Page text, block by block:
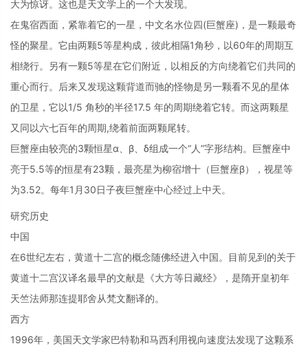
大为惊讶。这也是天文学上的一个大发现。
在鬼宿西面，紧靠着它的一星，中文名水位四(巨蟹座)，是一颗最奇
怪的聚星。它由两颗5等星构成，彼此相隔1角秒，以60年的周期互
相绕行。另有一颗5等星在它们附近，以相反的方向绕着它们共同的
重心而行。后来又发现这颗背道而驰的怪物是另一颗看不见的星体
的卫星，它以1/5 角秒的半径17.5 年的周期绕着它转。而这两颗星
又同以六七百年的周期,绕着前面两颗尾转。
巨蟹座由较亮的3颗恒星α、β、δ组成一个“人”字形结构。巨蟹座中
亮于5.5等的恒星有23颗，最亮星为柳宿增十（巨蟹座β），视星等
为3.52。每年1月30日子夜巨蟹座中心经过上中天。
研究历史
中国
在6世纪左右，黄道十二宫的概念随佛经进入中国。目前见到的关于
黄道十二宫汉译名最早的文献是《大方等日藏经》，是隋开皇初年
天竺法师那连提耶舍从梵文翻译的。
西方
1996年，美国天文学家巴特勒和马西利用视向速度法发现了这颗系